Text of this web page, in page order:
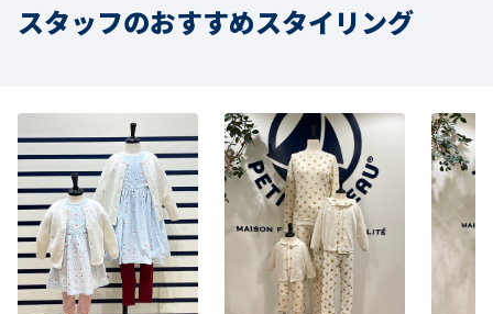
スタッフのおすすめスタイリング